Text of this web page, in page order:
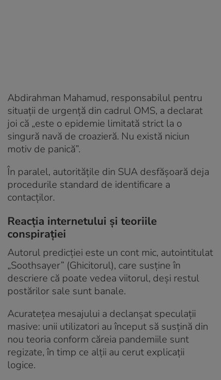
Abdirahman Mahamud, responsabilul pentru
situații de urgență din cadrul OMS, a declarat
joi că „este o epidemie limitată strict la o
singură navă de croazieră. Nu există niciun
motiv de panică”.
În paralel, autoritățile din SUA desfășoară deja
procedurile standard de identificare a
contacților.
Reacția internetului și teoriile
conspirației
Autorul predicției este un cont mic, autointitulat
„Soothsayer” (Ghicitorul), care susține în
descriere că poate vedea viitorul, deși restul
postărilor sale sunt banale.
Acuratețea mesajului a declanșat speculații
masive: unii utilizatori au început să susțină din
nou teoria conform căreia pandemiile sunt
regizate, în timp ce alții au cerut explicații
logice.